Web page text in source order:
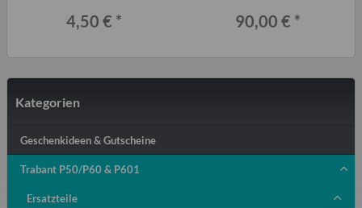
P601
4,50 € * 90,00 € *
Kategorien
Geschenkideen & Gutscheine
Trabant P50/P60 & P601
Ersatzteile